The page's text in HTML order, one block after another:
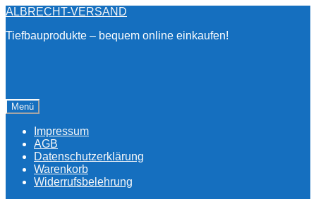
Zur
springen
Zum
springen
ALBRECHT-VERSAND
Tiefbauprodukte – bequem online einkaufen!
Menü
Impressum
AGB
Datenschutzerklärung
Warenkorb
Widerrufsbelehrung